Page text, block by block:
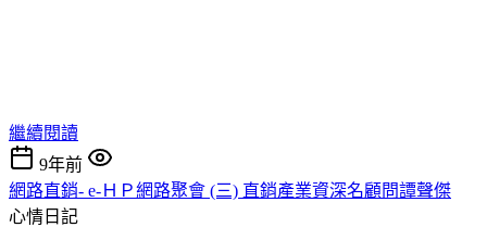
繼續閱讀
9年前
網路直銷- e-ＨＰ網路聚會 (三) 直銷產業資深名顧問譚聲傑
心情日記